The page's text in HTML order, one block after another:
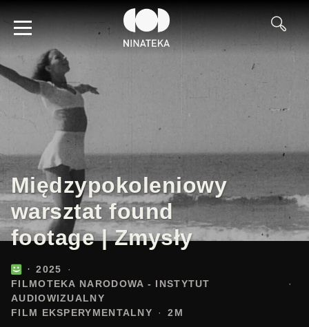
Międzypokoleniowy
warsztat found
footage | Zmysły
2025
FILMOTEKA NARODOWA - INSTYTUT
AUDIOWIZUALNY
FILM EKSPERYMENTALNY
2M